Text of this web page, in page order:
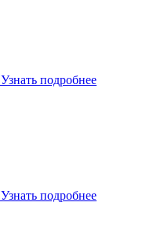
Узнать подробнее
Узнать подробнее